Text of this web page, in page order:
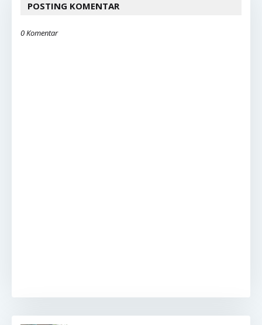
POSTING KOMENTAR
0 Komentar